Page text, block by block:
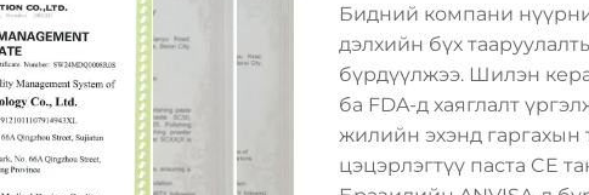
Бидний компани
дэлхийн бүх
бүрдүүлжээ. Шилэн
ба FDA-д хаяглалт
жилийн эхэнд гаргахын
цэцэрлэгтүү паста CE